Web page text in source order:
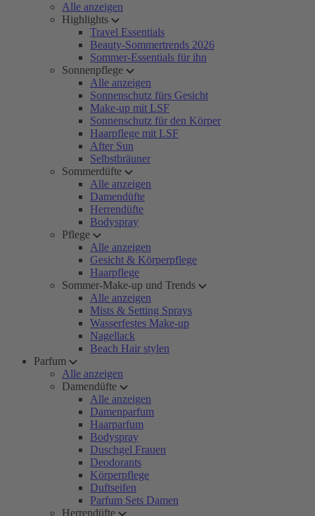
Alle anzeigen
Highlights
Travel Essentials
Beauty-Sommertrends 2026
Sommer-Essentials für ihn
Sonnenpflege
Alle anzeigen
Sonnenschutz fürs Gesicht
Make-up mit LSF
Sonnenschutz für den Körper
Haarpflege mit LSF
After Sun
Selbstbräuner
Sommerdüfte
Alle anzeigen
Damendüfte
Herrendüfte
Bodyspray
Pflege
Alle anzeigen
Gesicht & Körperpflege
Haarpflege
Sommer-Make-up und Trends
Alle anzeigen
Mists & Setting Sprays
Wasserfestes Make-up
Nagellack
Beach Hair stylen
Parfum
Alle anzeigen
Damendüfte
Alle anzeigen
Damenparfum
Haarparfum
Bodyspray
Duschgel Frauen
Deodorants
Körperpflege
Duftseifen
Parfum Sets Damen
Herrendüfte